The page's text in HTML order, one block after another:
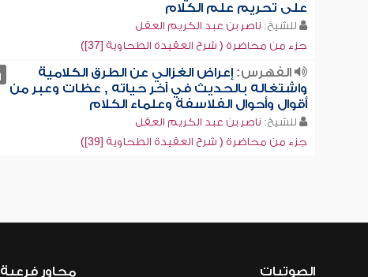
على تحريم علم الكلام
للشيخ: ناصر بن عبد الكريم العقل
جزء من محاضرة ( شرح العقيدة الطحاوية [37])
الفهرس:إعراض الغزالي عن الطرق الكلامية
واشتغاله بالحديث في آخر حياته , عظات وعبر من
أقوال وأحوال الفلاسفة وعلماء الكلام
للشيخ: ناصر بن عبد الكريم العقل
جزء من محاضرة ( شرح العقيدة الطحاوية [39])
الصوتيات محاور فرعية